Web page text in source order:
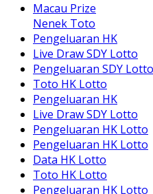
Macau Prize
Nenek Toto
Pengeluaran HK
Live Draw SDY Lotto
Pengeluaran SDY Lotto
Toto HK Lotto
Pengeluaran HK
Live Draw SDY Lotto
Pengeluaran HK Lotto
Pengeluaran HK Lotto
Data HK Lotto
Toto HK Lotto
Pengeluaran HK Lotto